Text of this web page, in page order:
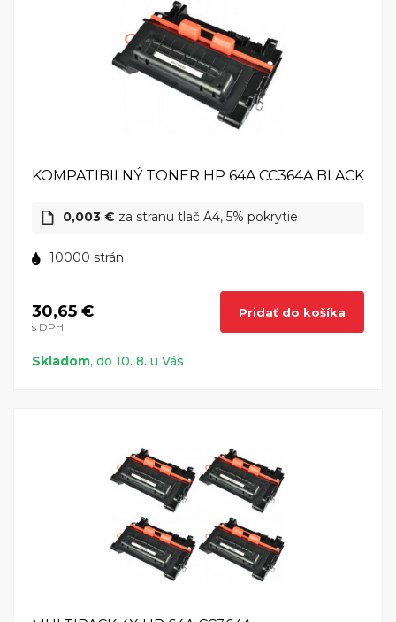
KOMPATIBILNÝ TONER HP 64A CC364A BLACK
0,003 € za stranu tlač A4, 5% pokrytie
10000 strán
30,65 €
s DPH
Pridať do košíka
Skladom, do 10. 8. u Vás